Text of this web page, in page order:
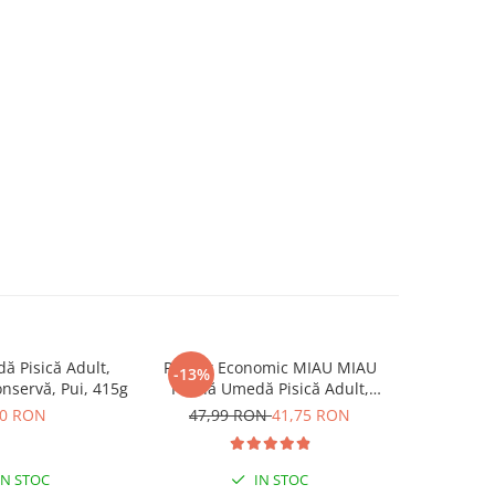
Pisică Adult,
Pui, 415g
RON
STOC
-13%
Pachet Economic MIAU MIAU
Hrană Umedă Pisică Adult,
Somon în sos, 24x100g
47,99 RON41,75 RON
IN STOC